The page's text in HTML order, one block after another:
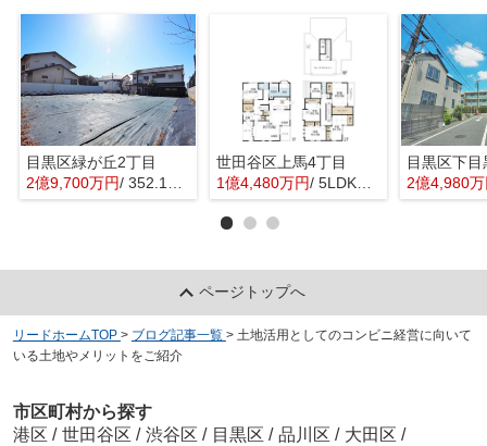
目黒区緑が丘2丁目
2億9,700万円/ 352.16㎡
世田谷区上馬4丁目
1億4,480万円/ 5LDK＋1S(納戸)
目黒区下
2億4,980
ページトップへ
リードホームTOP > ブログ記事一覧 > 土地活用としてのコンビニ経営に向いて
いる土地やメリットをご紹介
市区町村から探す
港区 / 世田谷区 / 渋谷区 / 目黒区 / 品川区 / 大田区 /